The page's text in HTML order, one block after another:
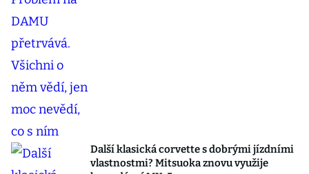
Další klasická corvette s dobrými jízdními
vlastnostmi? Mitsuoka znovu využije